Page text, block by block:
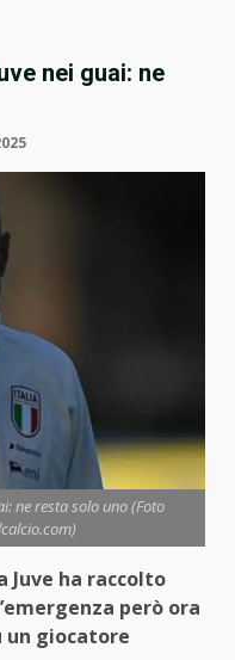
nei guai: ne
ne resta solo uno (Foto
Juve ha raccolto
però ora
un giocatore